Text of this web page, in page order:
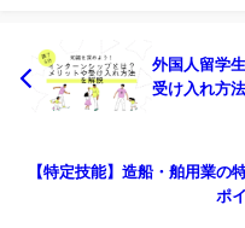
外国人留学
受け入れ方
【特定技能】造船・舶用業の
ポ